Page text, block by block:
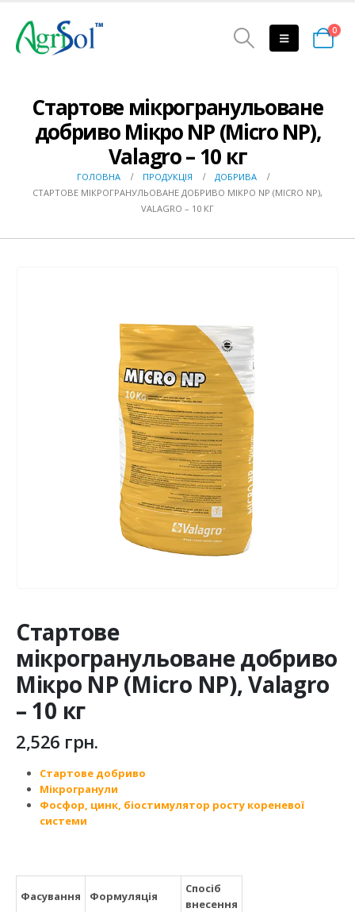
0
Стартове мікрогранульоване
добриво Мікро NP (Micro NP),
Valagro – 10 кг
ГОЛОВНА ПРОДУКЦІЯ
ДОБРИВА
СТАРТОВЕ МІКРОГРАНУЛЬОВАНЕ ДОБРИВО МІКРО NP (MICRO NP),
VALAGRO – 10 КГ
Стартове
мікрогранульоване добриво
Мікро NP (Micro NP), Valagro
– 10 кг
2,526 грн.
Стартове добриво
Мікрогранули
Фосфор, цинк, біостимулятор росту кореневої
системи
Фасування Формуляція
Спосіб
внесення